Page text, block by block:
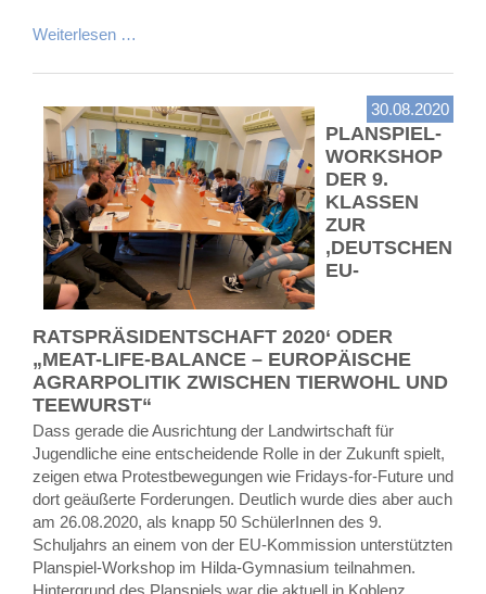
Weiterlesen …
30.08.2020
PLANSPIEL-
WORKSHOP
DER 9.
KLASSEN
ZUR
‚DEUTSCHEN
EU-
RATSPRÄSIDENTSCHAFT 2020‘ ODER
„MEAT-LIFE-BALANCE – EUROPÄISCHE
AGRARPOLITIK ZWISCHEN TIERWOHL UND
TEEWURST“
Dass gerade die Ausrichtung der Landwirtschaft für
Jugendliche eine entscheidende Rolle in der Zukunft spielt,
zeigen etwa Protestbewegungen wie Fridays-for-Future und
dort geäußerte Forderungen. Deutlich wurde dies aber auch
am 26.08.2020, als knapp 50 SchülerInnen des 9.
Schuljahrs an einem von der EU-Kommission unterstützten
Planspiel-Workshop im Hilda-Gymnasium teilnahmen.